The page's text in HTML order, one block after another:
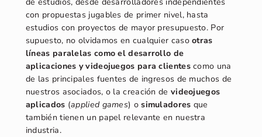
con propuestas jugables de primer nivel, hasta
estudios con proyectos de mayor presupuesto. Por
supuesto, no olvidamos en cualquier casootras
líneas paralelas como el desarrollo de
aplicaciones y videojuegos para clientescomo una
de las principales fuentes de ingresos de muchos de
nuestros asociados, o la creación de videojuegos
aplicados (applied games) osimuladores que
también tienen un papel relevante en nuestra
industria.